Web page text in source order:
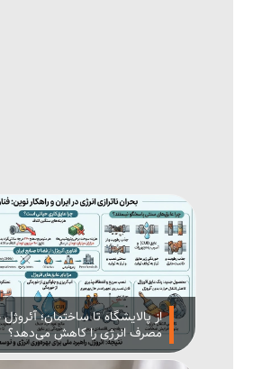
از پالایشگاه تا ساختمان؛ آئروژل چگونه
مصرف انرژی را کاهش می‌دهد؟